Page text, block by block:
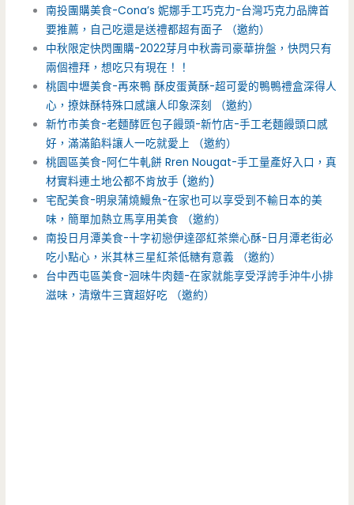
南投團購美食-Cona’s 妮娜手工巧克力-台灣巧克力品牌首
要推薦，自己吃還是送禮都超有面子 （邀約）
中秋限定快閃團購-2022芽月中秋壽司豪華拚盤，快閃只有
兩個禮拜，想吃只有現在！！
桃園中壢美食-再來鴨 酥皮蛋黃酥-超可愛的鴨鴨禮盒深得人
心，撩妹酥特殊口感讓人印象深刻 （邀約）
新竹市美食-老麵酵匠包子饅頭-新竹店-手工老麵饅頭口感
好，滿滿餡料讓人一吃就愛上 （邀約）
桃園區美食-阿仁牛軋餅 Rren Nougat-手工量產好入口，真
材實料連土地公都不肯放手 (邀約)
宅配美食-明泉蒲燒鰻魚-在家也可以享受到不輸日本的美
味，簡單加熱立馬享用美食 （邀約）
南投日月潭美食-十字初戀伊達邵紅茶樂心酥-日月潭老街必
吃小點心，米其林三星紅茶低糖有意義 （邀約）
台中西屯區美食-洄味牛肉麵-在家就能享受浮誇手沖牛小排
滋味，清燉牛三寶超好吃 （邀約）